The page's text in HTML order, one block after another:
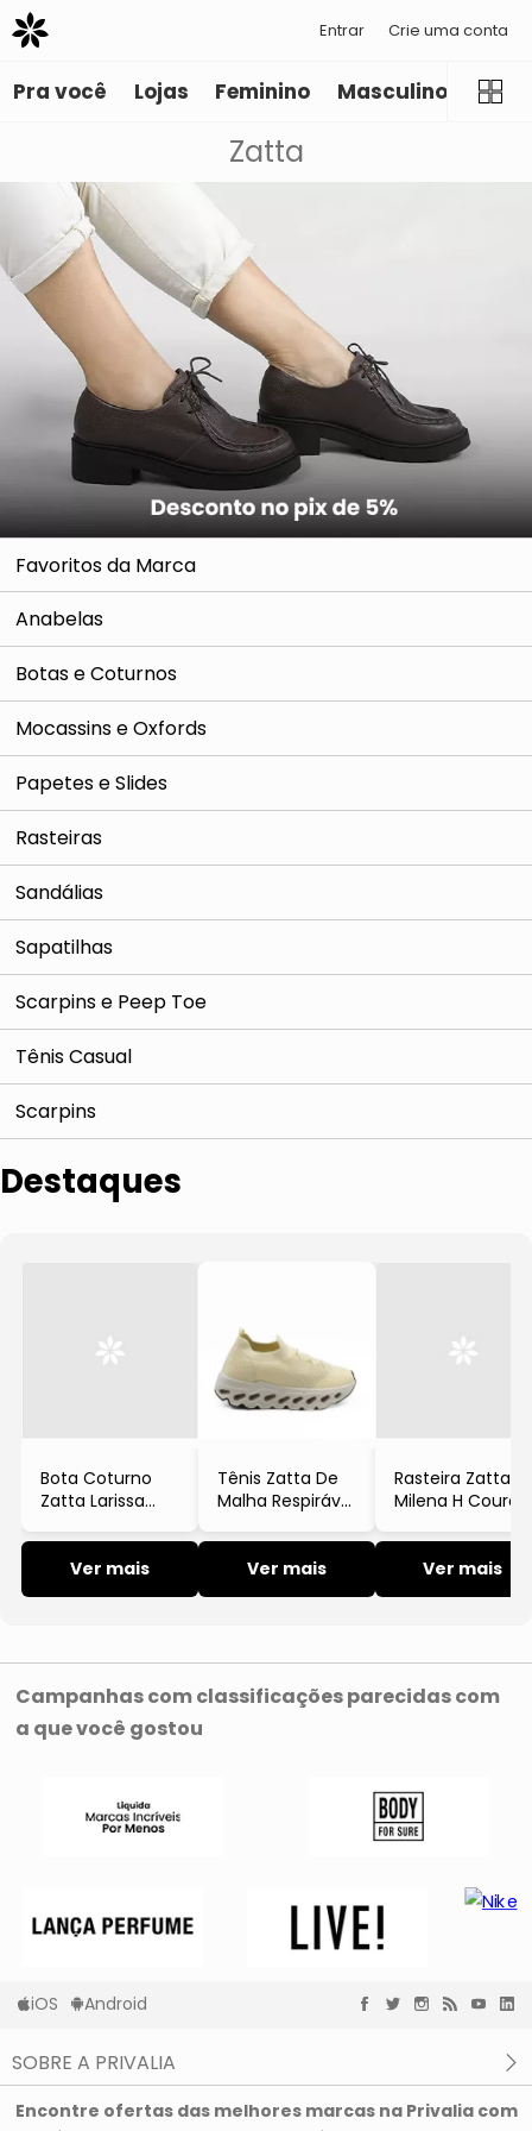
Entrar Crie uma conta
Pra você Lojas Feminino Masculino
Zatta
Favoritos da Marca
Anabelas
Botas e Coturnos
Mocassins e Oxfords
Papetes e Slides
Rasteiras
Sandálias
Sapatilhas
Scarpins e Peep Toe
Tênis Casual
Scarpins
Destaques
Bota Coturno
Zatta Larissa
Tratorada Preta
Ver mais
Tênis Zatta De
Malha Respirável
Salomé Creme
Ver mais
Rasteira Zatta
Milena H Couro
Ver mais
Campanhas com classificações parecidas com
a que você gostou
iOS Android
SOBRE A PRIVALIA
Encontre ofertas das melhores marcas na Privalia com